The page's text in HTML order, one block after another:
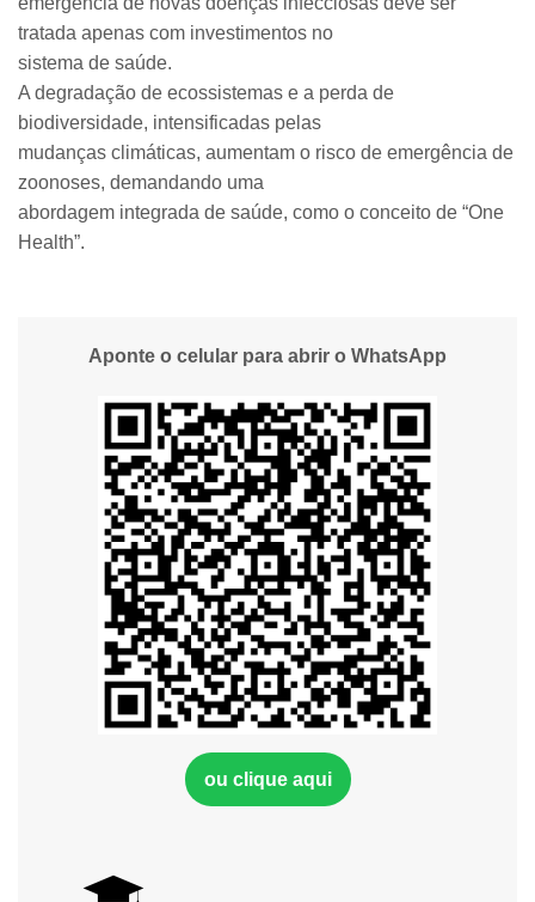
tratada apenas com investimentos no
sistema de saúde.
A degradação de ecossistemas e a perda de
biodiversidade, intensificadas pelas
mudanças climáticas, aumentam o risco de emergência de
zoonoses, demandando uma
abordagem integrada de saúde, como o conceito de “One
Health”.
Aponte o celular para abrir o WhatsApp
ou clique aqui